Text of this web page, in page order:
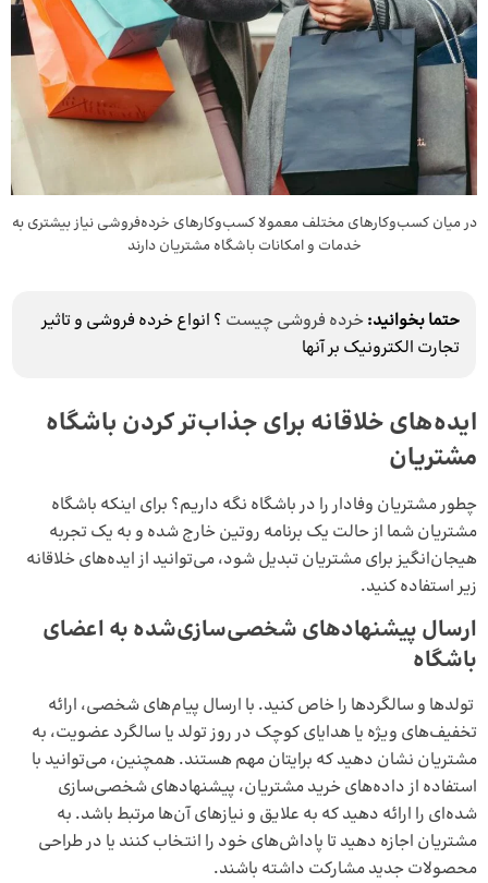
در میان کسب‌وکارهای مختلف معمولا کسب‌وکارهای خرده‌فروشی نیاز بیشتری به
خدمات و امکانات باشگاه مشتریان دارند
حتما بخوانید:خرده‌ فروشی چیست ؟ انواع خرده فروشی و تاثیر
تجارت الکترونیک بر آنها
ایده‌های خلاقانه برای جذاب‌تر کردن باشگاه
مشتریان
چطور مشتریان وفادار را در باشگاه نگه داریم؟ برای اینکه باشگاه
مشتریان شما از حالت یک برنامه روتین خارج شده و به یک تجربه
هیجان‌انگیز برای مشتریان تبدیل شود، می‌توانید از ایده‌های خلاقانه
زیر استفاده کنید.
ارسال پیشنهادهای شخصی‌سازی‌شده به اعضای
باشگاه
تولدها و سالگردها را خاص کنید. با ارسال پیام‌های شخصی، ارائه
تخفیف‌های ویژه یا هدایای کوچک در روز تولد یا سالگرد عضویت، به
مشتریان نشان دهید که برایتان مهم هستند. همچنین، می‌توانید با
استفاده از داده‌های خرید مشتریان، پیشنهادهای شخصی‌سازی
شده‌ای را ارائه دهید که به علایق و نیازهای آن‌ها مرتبط باشد. به
مشتریان اجازه دهید تا پاداش‌های خود را انتخاب کنند یا در طراحی
محصولات جدید مشارکت داشته باشند.